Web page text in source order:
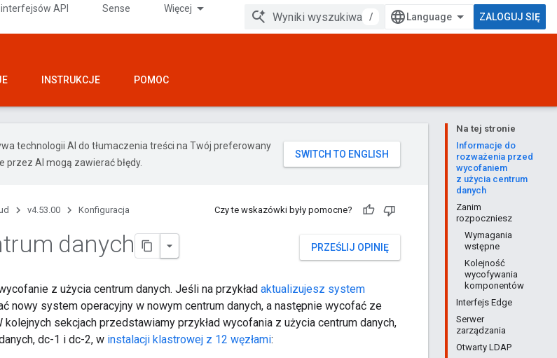
API Sense Więcej
/ ZALOGUJ SIĘ
INSTRUKCJE POMOC
Na tej stronie
Informacje do
rozważenia przed
wycofaniem
z użycia centrum
danych
Zanim
rozpoczniesz
Wymagania
wstępne
Kolejność
wycofywania
komponentów
Interfejs Edge
Serwer
zarządzania
Otwarty LDAP
technologii AI do tłumaczenia treści na Twój preferowany
przez AI mogą zawierać błędy.
v4.53.00 Konfiguracja Czy te wskazówki były pomocne?
PRZEŚLIJ OPINIĘ
danych
z użycia centrum danych. Jeśli na przykład aktualizujesz system
nowy system operacyjny w nowym centrum danych, a następnie wycofać ze
kolejnych sekcjach przedstawiamy przykład wycofania z użycia centrum danych,
dc-1 i dc-2, w instalacji klastrowej z 12 węzłami: